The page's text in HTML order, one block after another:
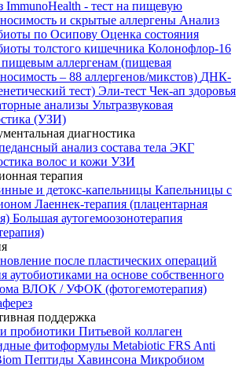
ImmunoHealth - тест на пищевую
и скрытые аллергены Анализ
по Осипову Оценка состояния
толстого кишечника Колонофлор-16
аллергенам (пищевая
– 88 аллергенов/микстов) ДНК-
тест) Эли-тест Чек-ап здоровья
анализы Ультразвуковая
(УЗИ)
диагностика
анализ состава тела ЭКГ
волос и кожи УЗИ
терапия
и детокс-капельницы Капельницы с
Лаеннек-терапия (плацентарная
Большая аутогемоозонотерапия
после пластических операций
аутобиотиками на основе собственного
ВЛОК / УФОК (фотогемотерапия)
поддержка
пробиотики Питьевой коллаген
фитоформулы Metabiotic FRS Anti
Пептиды Хавинсона Микробиом